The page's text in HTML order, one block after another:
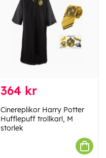
364 kr
Cinereplikor Harry Potter
Hufflepuff trollkarl, M
storlek